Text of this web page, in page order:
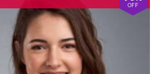
OFF